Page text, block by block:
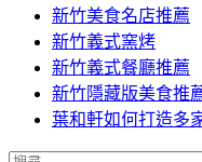
新竹美食名店推薦
新竹義式窯烤
新竹義式餐廳推薦
新竹隱藏版美食推
葉和軒如何打造多